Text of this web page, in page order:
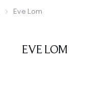
Eve Lom
EVE LOM